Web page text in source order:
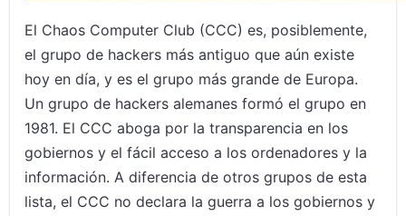
El Chaos Computer Club (CCC) es, posiblemente,
el grupo de hackers más antiguo que aún existe
hoy en día, y es el grupo más grande de Europa.
Un grupo de hackers alemanes formó el grupo en
1981. El CCC aboga por la transparencia en los
gobiernos y el fácil acceso a los ordenadores y la
información. A diferencia de otros grupos de esta
lista, el CCC no declara la guerra a los gobiernos y